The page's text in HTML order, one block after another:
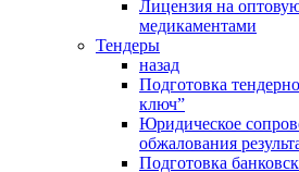
Лицензия на
медикаментами
Тендеры
назад
Подготовка
ключ”
Юридическое
обжалования
Подготовка